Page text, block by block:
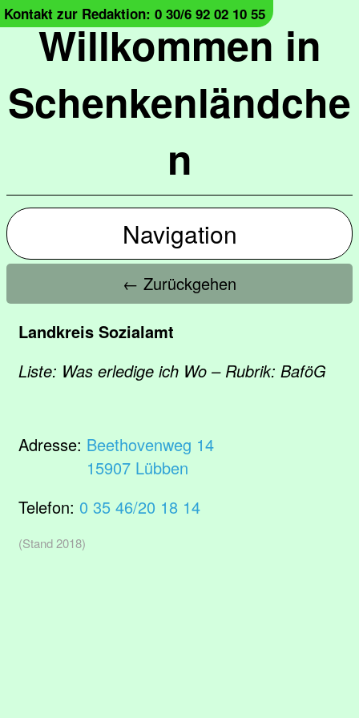
Willkommen in
Schenkenländche
n
Kontakt zur Redaktion: 0 30/6 92 02 10 55
Navigation
← Zurückgehen
Landkreis Sozialamt
Liste: Was erledige ich Wo – Rubrik: BaföG
Adresse: Beethovenweg 14
15907 Lübben
Telefon: 0 35 46/20 18 14
(Stand 2018)